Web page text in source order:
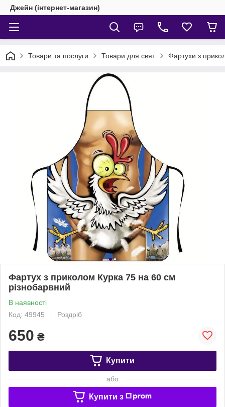
Джейн (інтернет-магазин)
Товари та послуги Товари для свят Фартухи з
Фартух з приколом Курка 75 на 60 см
різнобарвний
В наявності
Код: 49945
Роздріб
650 ₴
Купити
або
Купити з